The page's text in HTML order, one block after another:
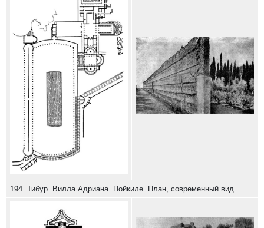
194. Тибур. Вилла Адриана. Пойкиле. План, современный вид